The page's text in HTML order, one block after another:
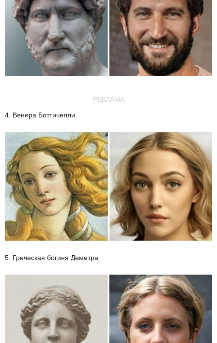
РЕКЛАМА
4. Венера Боттичелли
5. Греческая богиня Деметра